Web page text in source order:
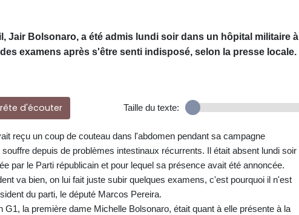
Jair Bolsonaro, a été admis lundi soir dans un hôpital militaire à
examens après s'être senti indisposé, selon la presse locale.
d'écouter Taille du texte:
reçu un coup de couteau dans l'abdomen pendant sa campagne
depuis de problèmes intestinaux récurrents. Il était absent lundi soir
par le Parti républicain et pour lequel sa présence avait été annoncée.
va bien, on lui fait juste subir quelques examens, c'est pourquoi il n'est
du parti, le député Marcos Pereira.
G1, la première dame Michelle Bolsonaro, était quant à elle présente à la